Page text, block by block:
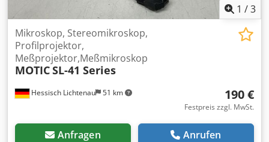
1 /3
Hessisch Lichtenau 51 km
Mikroskop, Stereomikroskop,
Profilprojektor,
Meßprojektor,Meßmikroskop
MOTICSL-41 Series
190 €
Festpreis zzgl. MwSt.
Anfragen Anrufen